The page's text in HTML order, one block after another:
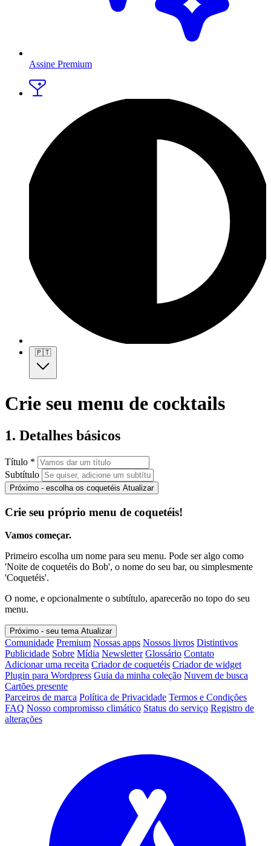
Assine Premium
🇵🇹
Crie seu menu de cocktails
1. Detalhes básicos
Título *
Subtítulo
Próximo - escolha os coquetéis Atualizar
Crie seu próprio menu de coquetéis!
Vamos começar.
Primeiro escolha um nome para seu menu. Pode ser algo como
'Noite de coquetéis do Bob', o nome do seu bar, ou simplesmente
'Coquetéis'.
O nome, e opcionalmente o subtítulo, aparecerão no topo do seu
menu.
Próximo - seu tema Atualizar
Comunidade Premium Nossas apps Nossos livros Distintivos
Publicidade Sobre Mídia Newsletter Glossário Contato
Adicionar uma receita Criador de coquetéis Criador de widget
Plugin para Wordpress Guia da minha coleção Nuvem de busca
Cartões presente
Parceiros de marca Política de Privacidade Termos e Condições
FAQ Nosso compromisso climático Status do serviço Registro de
alterações